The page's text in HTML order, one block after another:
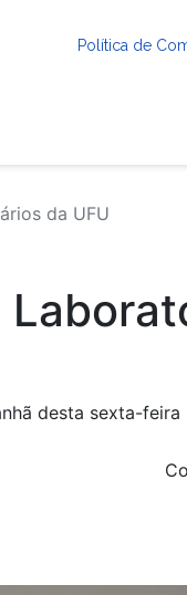
Política de
da UFU
desta sexta-feira